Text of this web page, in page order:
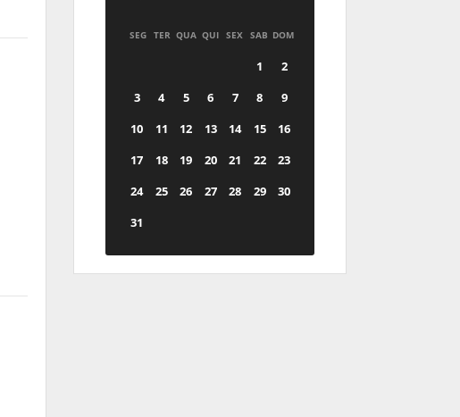
SEG TER QUA QUI SEX SAB DOM
1
2
3
4 5 6 7 8
9
10
11 12 13 14 15
16
17
18 19 20 21 22
23
24
25 26 27 28 29
30
31